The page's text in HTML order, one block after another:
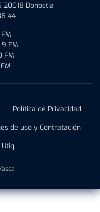
20018 Donostia
44
FM
FM
FM
Política de Privacidad
de uso y Contratación